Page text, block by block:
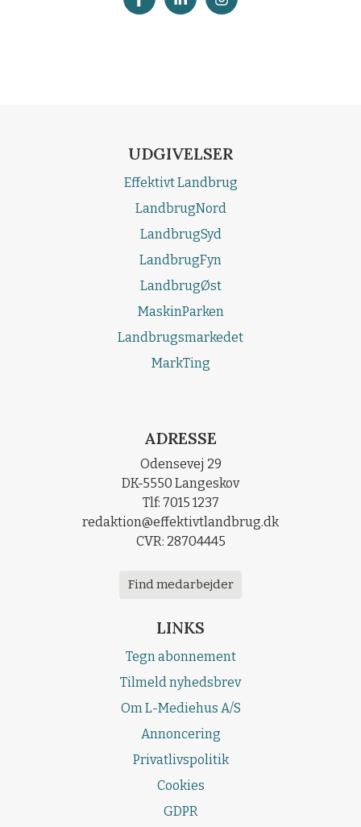
UDGIVELSER
Effektivt Landbrug
LandbrugNord
LandbrugSyd
LandbrugFyn
LandbrugØst
MaskinParken
Landbrugsmarkedet
MarkTing
ADRESSE
Odensevej 29
DK-5550 Langeskov
Tlf: 7015 1237
redaktion@effektivtlandbrug.dk
CVR: 28704445
Find medarbejder
LINKS
Tegn abonnement
Tilmeld nyhedsbrev
Om L-Mediehus A/S
Annoncering
Privatlivspolitik
Cookies
GDPR